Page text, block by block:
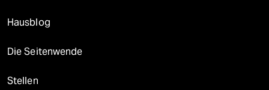
Hausblog
Die Seitenwende
Stellen